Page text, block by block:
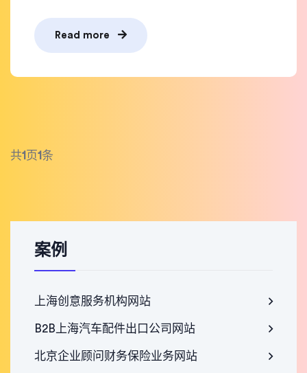
Read more
共1 页1条
案例
上海创意服务机构网站
B2B上海汽车配件出口公司网站
北京企业顾问财务保险业务网站